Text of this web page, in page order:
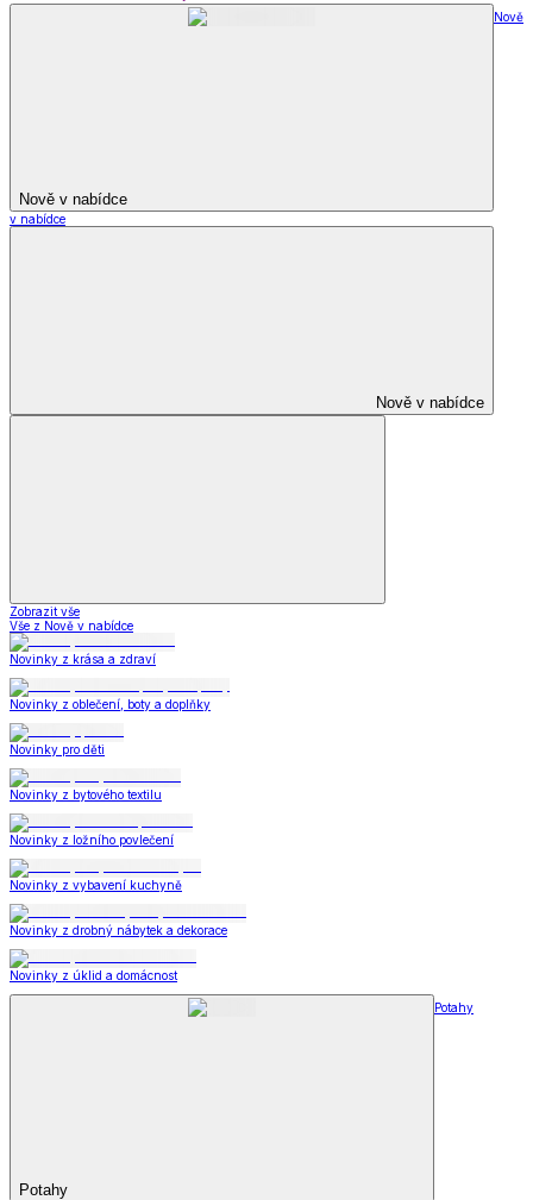
Nově v nabídce
Nově
v nabídce
Nově v nabídce
Zobrazit vše
Vše z Nově v nabídce
Novinky z krása a zdraví
Novinky z oblečení, boty a doplňky
Novinky pro děti
Novinky z bytového textilu
Novinky z ložního povlečení
Novinky z vybavení kuchyně
Novinky z drobný nábytek a dekorace
Novinky z úklid a domácnost
Potahy
Potahy